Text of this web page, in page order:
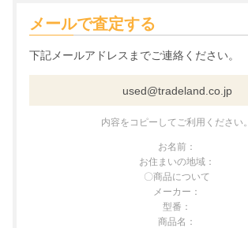
メールで査定する
下記メールアドレスまでご連絡ください。
used@tradeland.co.jp
内容をコピーしてご利用ください。
お名前：
お住まいの地域：
〇商品について
メーカー：
型番：
商品名：